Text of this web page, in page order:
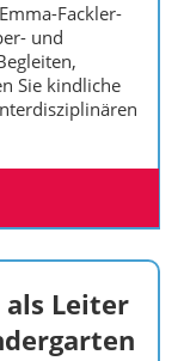
Fackler-
und
Sie kindliche
als Leiter